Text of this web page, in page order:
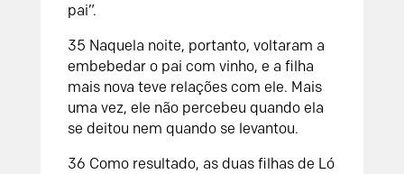
pai”.
35 Naquela noite, portanto, voltaram a
embebedar o pai com vinho, e a filha
mais nova teve relações com ele. Mais
uma vez, ele não percebeu quando ela
se deitou nem quando se levantou.
36 Como resultado, as duas filhas de Ló